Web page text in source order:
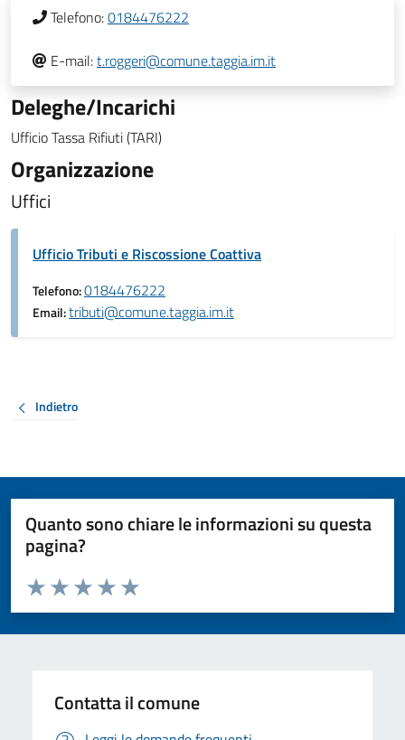
Telefono:0184476222
E-mail:t.roggeri@comune.taggia.im.it
Deleghe/Incarichi
Ufficio Tassa Rifiuti (TARI)
Organizzazione
Uffici
Ufficio Tributi e Riscossione Coattiva
Telefono:0184476222
Email:tributi@comune.taggia.im.it
Indietro
Quanto sono chiare le informazioni su questa
pagina?
Valuta da 1 a 5 stelle la pagina
Valuta 5 stelle su 5
Valuta 4 stelle su 5
Valuta 3 stelle su 5
Valuta 2 stelle su 5
Valuta 1 stelle su 5
Contatta il comune